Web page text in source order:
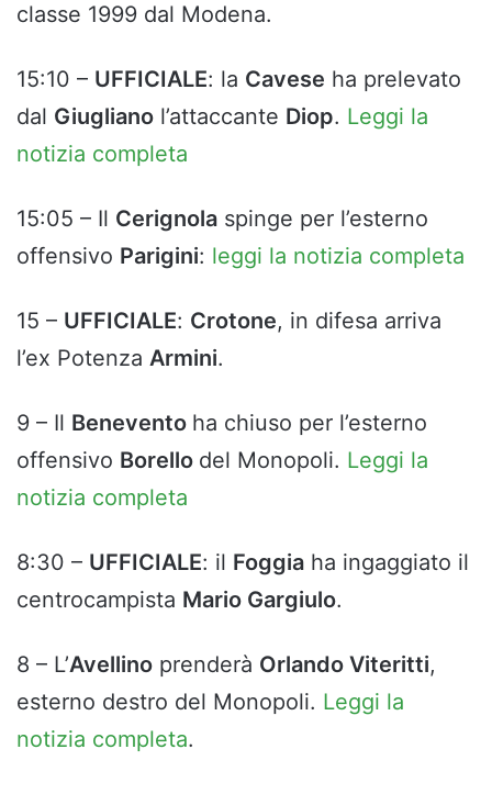
classe 1999 dal Modena.
15:10 – UFFICIALE: la Cavese ha prelevato
dal Giugliano l’attaccante Diop. Leggi la
notizia completa
15:05 – Il Cerignola spinge per l’esterno
offensivo Parigini: leggi la notizia completa
15 – UFFICIALE: Crotone, in difesa arriva
l’ex Potenza Armini.
9 – Il Benevento ha chiuso per l’esterno
offensivo Borello del Monopoli. Leggi la
notizia completa
8:30 – UFFICIALE: il Foggia ha ingaggiato il
centrocampista Mario Gargiulo.
8 – L’Avellino prenderà Orlando Viteritti,
esterno destro del Monopoli. Leggi la
notizia completa.